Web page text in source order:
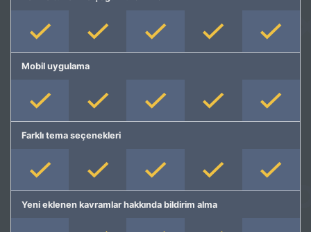
Mobil uygulama
Farklı tema seçenekleri
Yeni eklenen kavramlar hakkında bildirim alma